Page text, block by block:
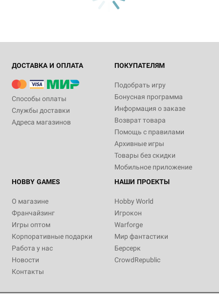
ДОСТАВКА И ОПЛАТА
Способы оплаты
Службы доставки
Адреса магазинов
ПОКУПАТЕЛЯМ
Подобрать игру
Бонусная программа
Информация о заказе
Возврат товара
Помощь с правилами
Архивные игры
Товары без скидки
Мобильное приложение
HOBBY GAMES
О магазине
Франчайзинг
Игры оптом
Корпоративные подарки
Работа у нас
Новости
Контакты
НАШИ ПРОЕКТЫ
Hobby World
Игрокон
Warforge
Мир фантастики
Берсерк
CrowdRepublic